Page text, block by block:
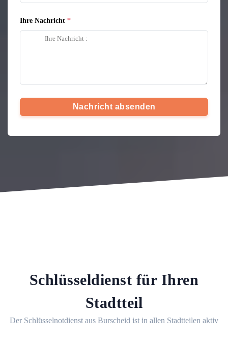
Ihre Nachricht
Nachricht absenden
Schlüsseldienst für Ihren
Stadtteil
Der Schlüsselnotdienst aus Burscheid ist in allen Stadtteilen aktiv